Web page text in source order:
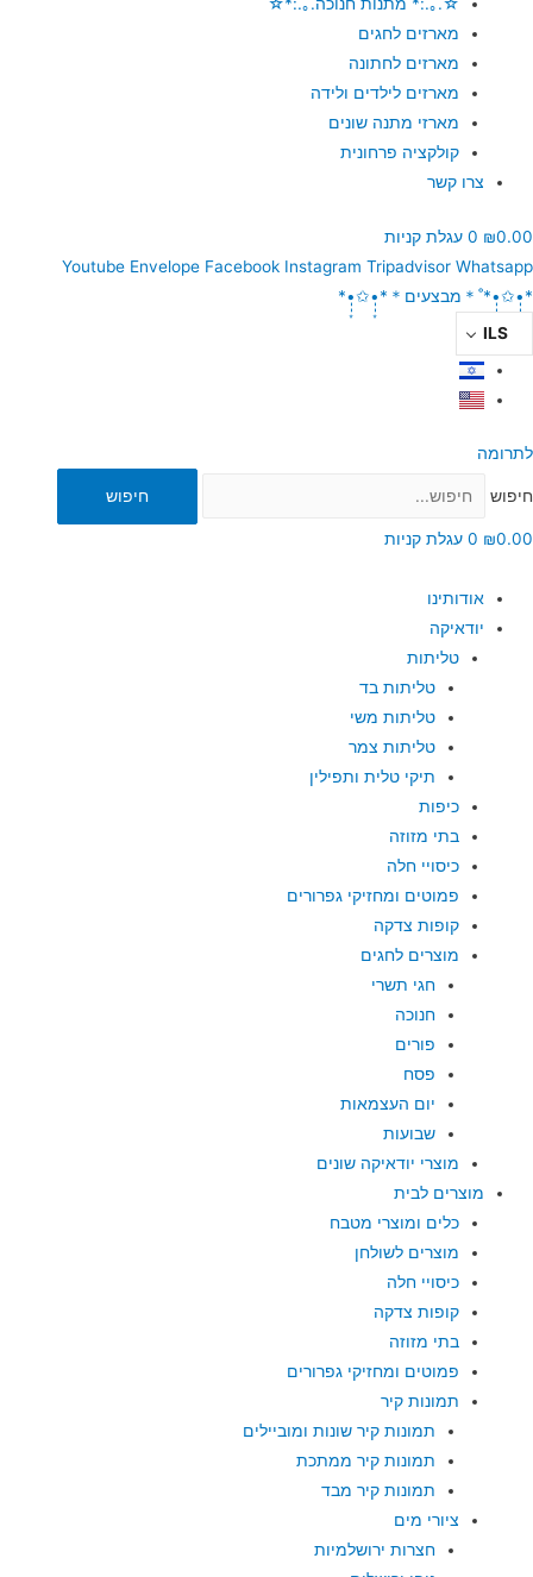
מארזים לחגים
מארזים לחתונה
מארזים לילדים ולידה
מארזי מתנה שונים
קולקציה פרחונית
צרו קשר
₪0.00
0 עגלת קניות
Youtube Envelope Facebook Instagram Tripadvisor Whatsapp
*•̩̩͙✩•̩̩͙*˚＊מבצעים＊*•̩̩͙✩•̩̩͙*
ILS
לתרומה
חיפוש חיפוש
₪0.00
0 עגלת קניות
אודותינו
יודאיקה
טליתות
טליתות בד
טליתות משי
טליתות צמר
תיקי טלית ותפילין
כיפות
בתי מזוזה
כיסויי חלה
פמוטים ומחזיקי גפרורים
קופות צדקה
מוצרים לחגים
חגי תשרי
חנוכה
פורים
פסח
יום העצמאות
שבועות
מוצרי יודאיקה שונים
מוצרים לבית
כלים ומוצרי מטבח
מוצרים לשולחן
כיסויי חלה
קופות צדקה
בתי מזוזה
פמוטים ומחזיקי גפרורים
תמונות קיר
תמונות קיר שונות ומוביילים
תמונות קיר ממתכת
תמונות קיר מבד
ציורי מים
חצרות ירושלמיות